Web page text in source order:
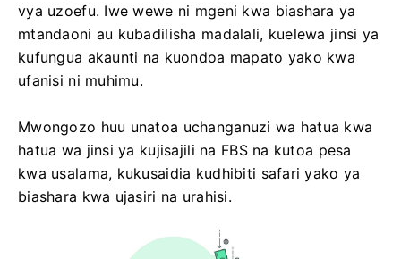
vya uzoefu. Iwe wewe ni mgeni kwa biashara ya
mtandaoni au kubadilisha madalali, kuelewa jinsi ya
kufungua akaunti na kuondoa mapato yako kwa
ufanisi ni muhimu.
Mwongozo huu unatoa uchanganuzi wa hatua kwa
hatua wa jinsi ya kujisajili na FBS na kutoa pesa
kwa usalama, kukusaidia kudhibiti safari yako ya
biashara kwa ujasiri na urahisi.